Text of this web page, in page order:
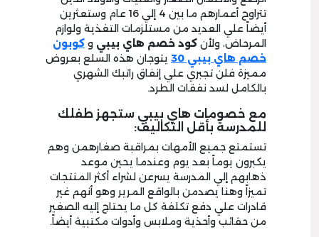
تتراوح أعمارهم ما بين 4 إلي 16 عام وستعثرين
أيضاً علي العديد من مستلزمات التغذية ولوازم
المرحاض، ولأن كود خصم هاي بيبي و كوبون
خصم هاي بيبي 30
يتوجان هذه السلع بعروض
مميزة فلن تجبري علي إنفاق راتبك الشهري
بالكامل لسد نفقات الطرد.
مع خصومات هاي بيبي ستجهز طفلك
للمدرسة بأقل التكاليف:
تستمتع جميع الأمهات بمراقبة صغارهمن وهم
يكبرون يوماً بعد يوم وعندما يحين موعد
ذهابهم إلي المدرسة يسرعن لشراء أكثر المنتجات
تميزاً وهنا يصدمن بالواقع المرير وهو أنهم غير
قادرات علي دفع تكلفة كل ما يحتاج إليه الصغير
من حقائب وأحذية وملابس وأدوات مكتبية أيضاً.